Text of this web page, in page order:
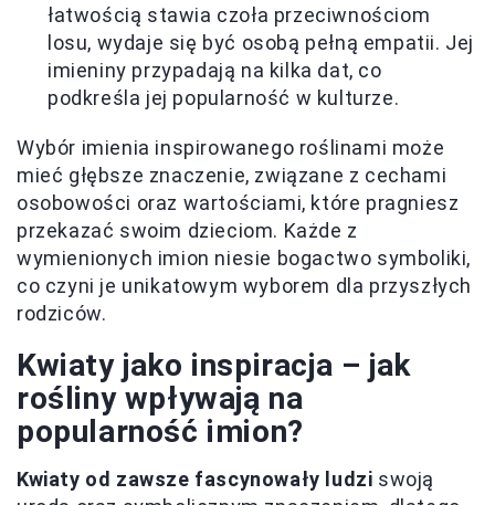
łatwością stawia czoła przeciwnościom
losu, wydaje się być osobą pełną empatii. Jej
imieniny przypadają na kilka dat, co
podkreśla jej popularność w kulturze.
Wybór imienia inspirowanego roślinami może
mieć głębsze znaczenie, związane z cechami
osobowości oraz wartościami, które pragniesz
przekazać swoim dzieciom. Każde z
wymienionych imion niesie bogactwo symboliki,
co czyni je unikatowym wyborem dla przyszłych
rodziców.
Kwiaty jako inspiracja – jak
rośliny wpływają na
popularność imion?
Kwiaty od zawsze fascynowały ludzi swoją